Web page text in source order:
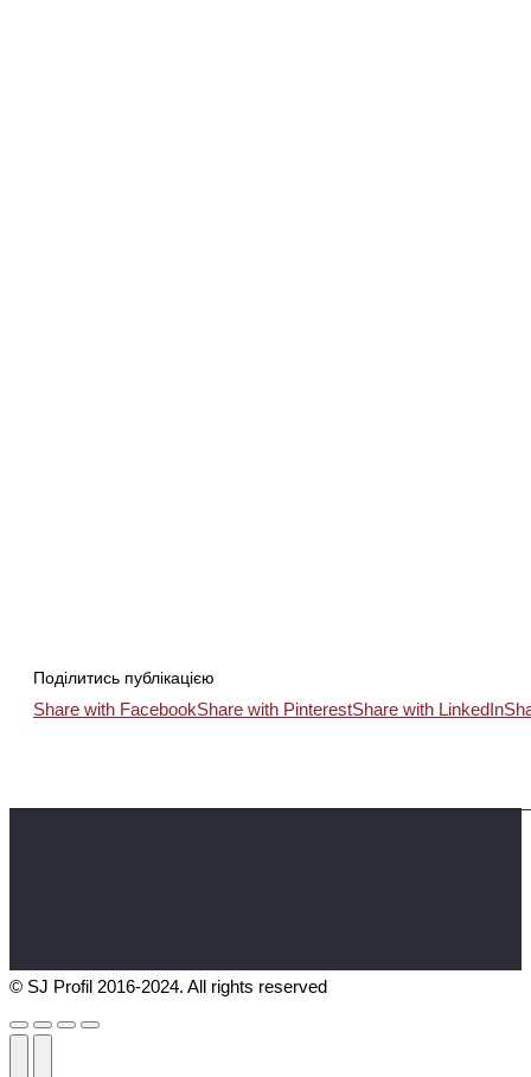
Поділитись публікацією
Share with FacebookShare with PinterestShare with LinkedIn
© SJ Profil 2016-2024. All rights reserved